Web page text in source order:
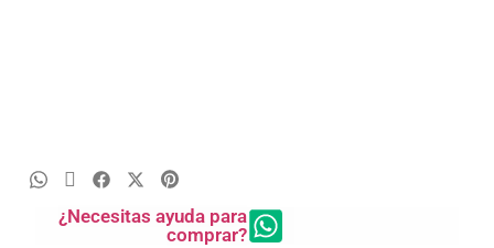
¿Necesitas ayuda para
comprar?